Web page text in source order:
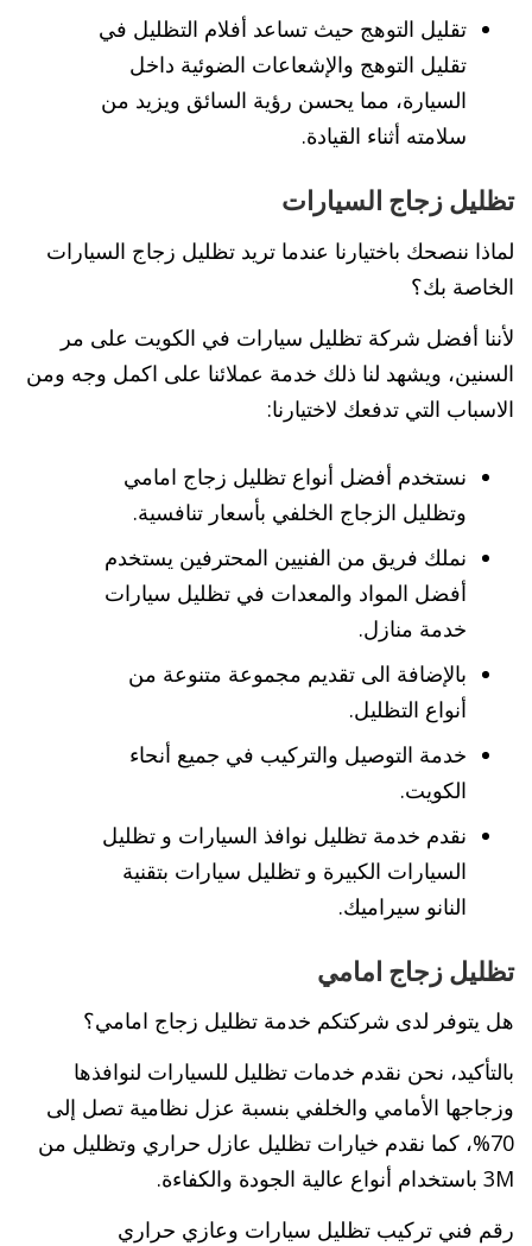
تقليل التوهج حيث تساعد أفلام التظليل في
تقليل التوهج والإشعاعات الضوئية داخل
السيارة، مما يحسن رؤية السائق ويزيد من
سلامته أثناء القيادة.
تظليل زجاج السيارات
لماذا ننصحك باختيارنا عندما تريد تظليل زجاج السيارات
الخاصة بك؟
لأننا أفضل شركة تظليل سيارات في الكويت على مر
السنين، ويشهد لنا ذلك خدمة عملائنا على اكمل وجه ومن
الاسباب التي تدفعك لاختيارنا:
نستخدم أفضل أنواع تظليل زجاج امامي
وتظليل الزجاج الخلفي بأسعار تنافسية.
نملك فريق من الفنيين المحترفين يستخدم
أفضل المواد والمعدات في تظليل سيارات
خدمة منازل.
بالإضافة الى تقديم مجموعة متنوعة من
أنواع التظليل.
خدمة التوصيل والتركيب في جميع أنحاء
الكويت.
نقدم خدمة تظليل نوافذ السيارات و تظليل
السيارات الكبيرة و تظليل سيارات بتقنية
النانو سيراميك.
تظليل زجاج امامي
هل يتوفر لدى شركتكم خدمة تظليل زجاج امامي؟
بالتأكيد، نحن نقدم خدمات تظليل للسيارات لنوافذها
وزجاجها الأمامي والخلفي بنسبة عزل نظامية تصل إلى
70%، كما نقدم خيارات تظليل عازل حراري وتظليل من
3M باستخدام أنواع عالية الجودة والكفاءة.
رقم فني تركيب تظليل سيارات وعازي حراري